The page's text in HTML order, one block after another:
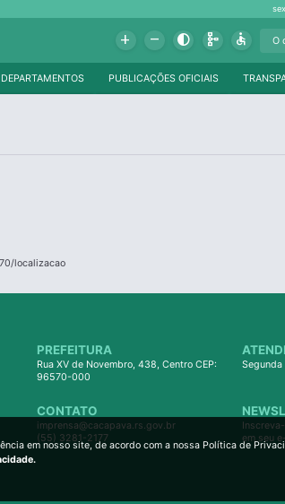
Add Remove Contrast Schema Accessible
PUBLICAÇÕES OFICIAIS
DEPARTAMENTOS
localizacao
PREFEITURA
Rua XV de Novembro, 438, Centro CEP:
96570-000
Segunda
CONTATO
imprensa@cacapava.rs.gov.br
(55) 3281-2177
em seu
em nosso site, de acordo com a nossa Política de